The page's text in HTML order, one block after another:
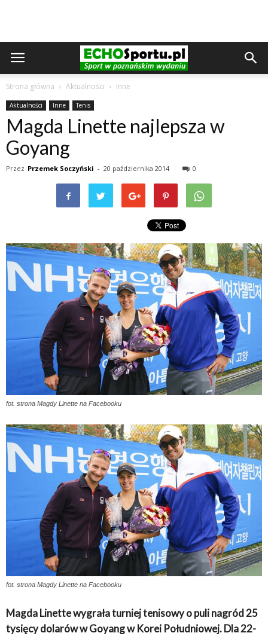
Strona główna Aktualności Inne
Aktualności Inne Tenis
Magda Linette najlepsza w
Goyang
Przez Przemek Soczyński - 20 października 2014 0
fot. strona Magdy Linette na Facebooku
fot. strona Magdy Linette na Facebooku
Magda Linette wygrała turniej tenisowy o puli nagród 25
tysięcy dolarów w Goyang w Korei Południowej. Dla 22-